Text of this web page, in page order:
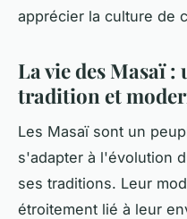
apprécier la culture de
La vie des Masaï
tradition et
Les Masaï sont un
s'adapter à l'évolution
ses traditions. Leur
étroitement lié à leur